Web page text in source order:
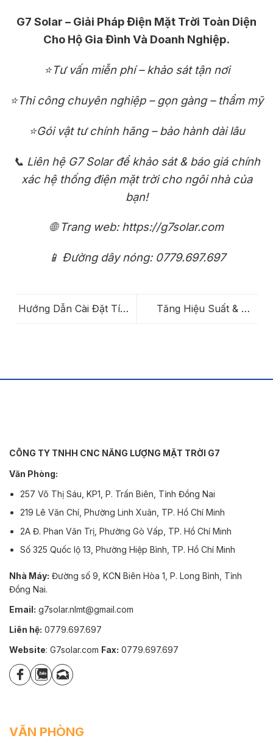
G7 Solar – Giải Pháp Điện Mặt Trời Toàn Diện
Cho Hộ Gia Đình Và Doanh Nghiệp.
⭐Tư vấn miễn phí – khảo sát tận nơi
⭐Thi công chuyên nghiệp – gọn gàng – thẩm mỹ
⭐Gói vật tư chính hãng – bảo hành dài lâu
📞 Liên hệ G7 Solar để khảo sát & báo giá chính
xác hệ thống điện mặt trời cho ngôi nhà của
bạn!
🌐 Trang web: https://g7solar.com
📱 Đường dây nóng: 0779.697.697
Hướng Dẫn Cài Đặt Tính
Tăng Hiệu Suất & An
CÔNG TY TNHH CNC NĂNG LƯỢNG MẶT TRỜI G7
Văn Phòng:
257 Võ Thị Sáu, KP1, P. Trấn Biên, Tỉnh Đồng Nai
219 Lê Văn Chí, Phường Linh Xuân, TP. Hồ Chí Minh
2A Đ. Phan Văn Trị, Phường Gò Vấp, TP. Hồ Chí Minh
Số 325 Quốc lộ 13, Phường Hiệp Bình, TP. Hồ Chí Minh
Nhà Máy: Đường số 9, KCN Biên Hòa 1, P. Long Bình, Tỉnh
Đồng Nai.
Email: g7solar.nlmt@gmail.com
Liên hệ: 0779.697.697
Website: G7solar.com Fax: 0779.697.697
VĂN PHÒNG